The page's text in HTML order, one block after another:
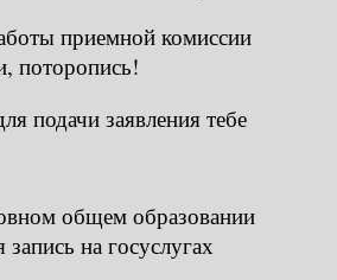
приемной комиссии
поторопись!
подачи заявления тебе
общем образовании
на госуслугах